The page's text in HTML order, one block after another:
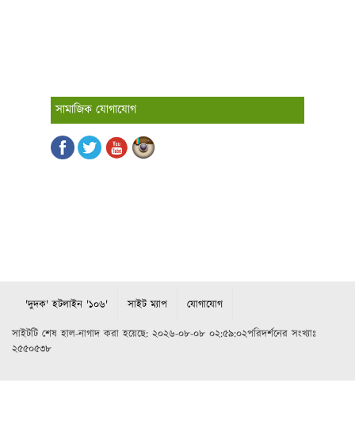
সামাজিক যোগাযোগ
'দুদক' হটলাইন '১০৬' সাইট ম্যাপ যোগাযোগ
সাইটটি শেষ হাল-নাগাদ করা হয়েছে: ২০২৬-০৮-০৮ ০২:৫৯:০২পরিদর্শনের সংখ্যাঃ
২৫৫০৫৩৮